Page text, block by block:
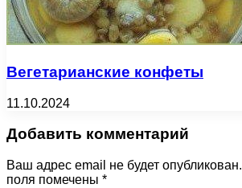
Вегетарианские конфеты
11.10.2024
Добавить комментарий
Ваш адрес email не будет опубликован.
поля помечены *